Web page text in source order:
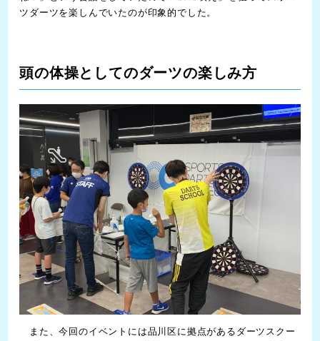
ツダーツを楽しんでいたのが印象的でした。
頭の体操としてのダーツの楽しみ方
また、今回のイベントには品川区に拠点があるダーツスクー